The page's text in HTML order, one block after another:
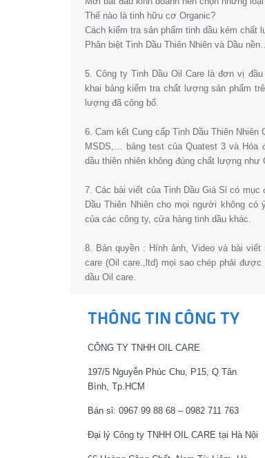
Thế nào là tinh hữu cơ Organic?
Cách kiểm tra sản phẩm tinh dầu kém chất
Phân biệt Tinh Dầu Thiên Nhiên và Dầu nền…
5. Công ty Tinh Dầu Oil Care là đơn vị
khai bảng kiểm tra chất lượng sản phẩm
lượng đã công bố.
6. Cam kết Cung cấp Tinh Dầu Thiên Nhiên
MSDS,… bảng test của Quatest 3 và Hóa
dầu thiên nhiên không đúng chất lượng như
7. Các bài viết của Tinh Dầu Giá Sỉ có
Dầu Thiên Nhiên cho mọi người không
của các công ty, cửa hàng tinh dầu khác.
8. Bản quyền : Hính ảnh, Video và bài
care (Oil care.,ltd) mọi sao chép phải
dầu Oil care.
THÔNG TIN CÔNG TY
CÔNG TY TNHH OIL CARE
197/5 Nguyễn Phúc Chu, P15, Q Tân
Bình, Tp.HCM
Bán sỉ: 0967 99 88 68 – 0982 711 763
Đại lý Công ty TNHH OIL CARE tại Hà Nội